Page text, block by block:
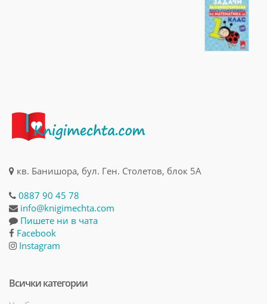
кв. Банишора, бул. Ген. Столетов, блок 5А
0887 90 45 78
info@knigimechta.com
Пишете ни в чата
Facebook
Instagram
Всички категории